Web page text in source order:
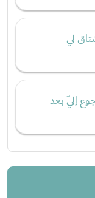
لي
إليّ بعد